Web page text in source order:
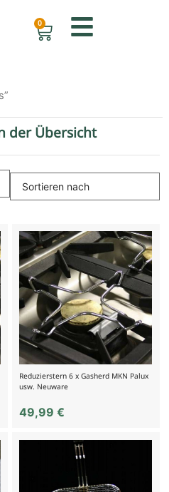
0
der Übersicht
Reduzierstern 6 x Gasherd MKN Palux
usw. Neuware
49,99€